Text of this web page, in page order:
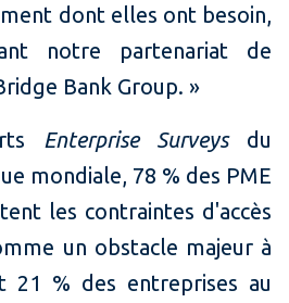
dont elles ont besoin,
notre partenariat de
Bank Group. »
Enterprise Surveys
du
mondiale, 78 % des PME
les contraintes d'accès
un obstacle majeur à
21 % des entreprises au